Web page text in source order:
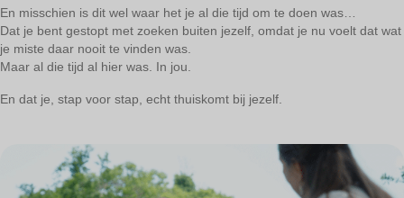
En misschien is dit wel waar het je al die tijd om te doen was…
Dat je bent gestopt met zoeken buiten jezelf, omdat je nu voelt dat wat
je miste daar nooit te vinden was.
Maar al die tijd al hier was. In jou.
En dat je, stap voor stap, echt thuiskomt bij jezelf.